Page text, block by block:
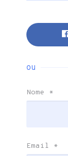
ou
Nome *
Email *